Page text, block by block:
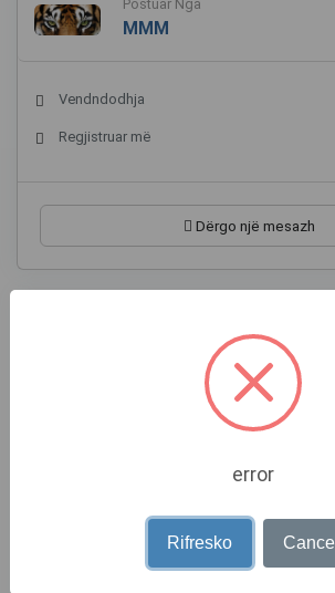
Postuar Nga
MMM
Vendndodhja
Regjistruar më
Dërgo një mesazh
error
Rifresko Cancel